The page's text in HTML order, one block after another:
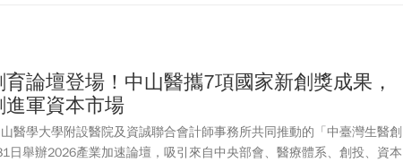
論壇登場！中山醫攜7項國家新創獎成果，
軍資本市場
醫學大學附設醫院及資誠聯合會計師事務所共同推動的「中臺灣生醫創
日舉辦2026產業加速論壇，吸引來自中央部會、醫療體系、創投、資本